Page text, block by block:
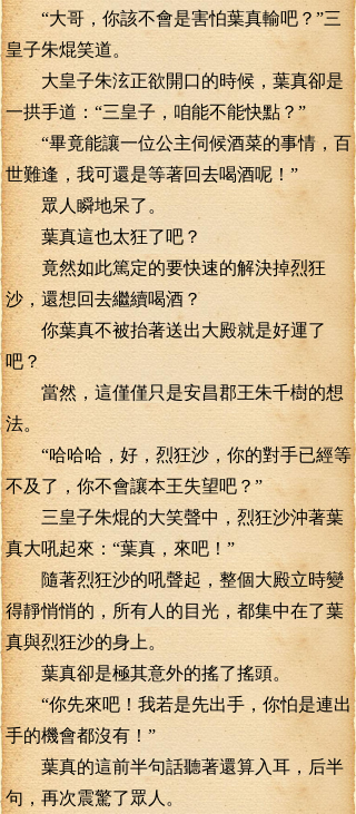
“大哥，你該不會是害怕葉真輸吧？”三
皇子朱焜笑道。
大皇子朱泫正欲開口的時候，葉真卻是
一拱手道：“三皇子，咱能不能快點？”
“畢竟能讓一位公主伺候酒菜的事情，百
世難逢，我可還是等著回去喝酒呢！”
眾人瞬地呆了。
葉真這也太狂了吧？
竟然如此篤定的要快速的解決掉烈狂
沙，還想回去繼續喝酒？
你葉真不被抬著送出大殿就是好運了
吧？
當然，這僅僅只是安昌郡王朱千樹的想
法。
“哈哈哈，好，烈狂沙，你的對手已經等
不及了，你不會讓本王失望吧？”
三皇子朱焜的大笑聲中，烈狂沙沖著葉
真大吼起來：“葉真，來吧！”
隨著烈狂沙的吼聲起，整個大殿立時變
得靜悄悄的，所有人的目光，都集中在了葉
真與烈狂沙的身上。
葉真卻是極其意外的搖了搖頭。
“你先來吧！我若是先出手，你怕是連出
手的機會都沒有！”
葉真的這前半句話聽著還算入耳，后半
句，再次震驚了眾人。